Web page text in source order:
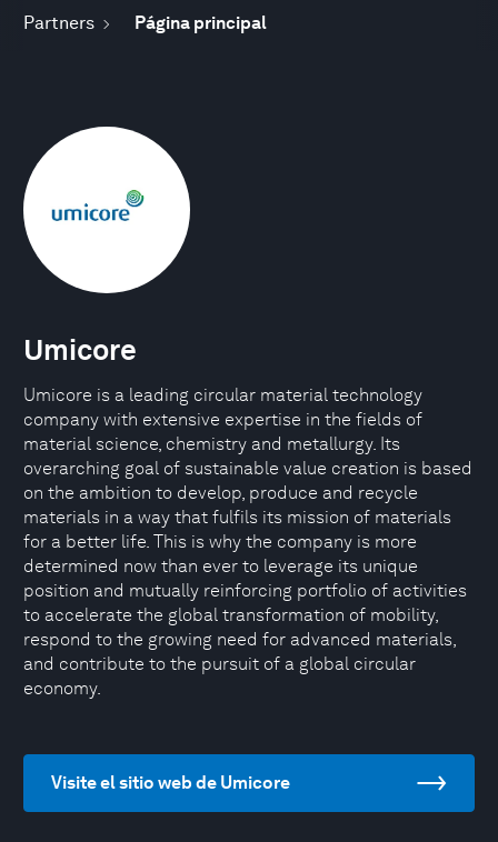
Partners Página principal
Umicore
Umicore is a leading circular material technology
company with extensive expertise in the fields of
material science, chemistry and metallurgy. Its
overarching goal of sustainable value creation is based
on the ambition to develop, produce and recycle
materials in a way that fulfils its mission of materials
for a better life. This is why the company is more
determined now than ever to leverage its unique
position and mutually reinforcing portfolio of activities
to accelerate the global transformation of mobility,
respond to the growing need for advanced materials,
and contribute to the pursuit of a global circular
economy.
Visite el sitio web de Umicore